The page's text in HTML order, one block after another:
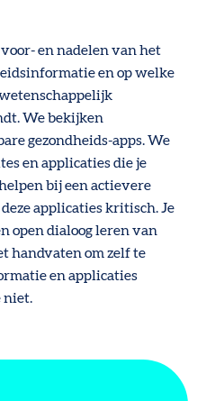
en nadelen van het
en op welke
We bekijken
gezondheids-apps. We
en applicaties die je
bij een actievere
applicaties kritisch. Je
open dialoog leren van
handvaten om zelf te
en applicaties
niet.